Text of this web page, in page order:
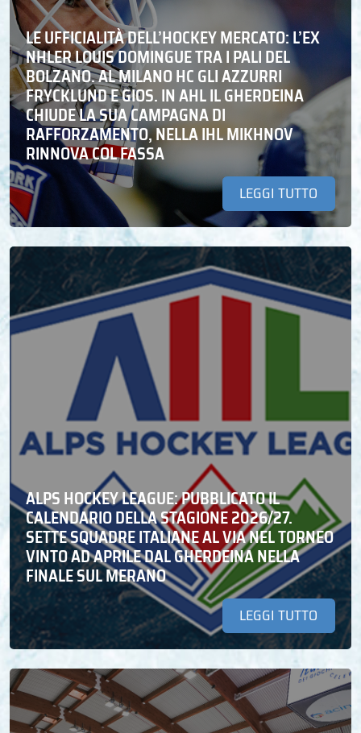
LE UFFICIALITÀ DELL’HOCKEY MERCATO: L’EX
NHLER LOUIS DOMINGUE TRA I PALI DEL
BOLZANO. AL MILANO HC GLI AZZURRI
FRYCKLUND E GIOS. IN AHL IL GHERDEINA
CHIUDE LA SUA CAMPAGNA DI
RAFFORZAMENTO, NELLA IHL MIKHNOV
RINNOVA COL FASSA
LEGGI TUTTO
ALPS HOCKEY LEAGUE: PUBBLICATO IL
CALENDARIO DELLA STAGIONE 2026/27.
SETTE SQUADRE ITALIANE AL VIA NEL TORNEO
VINTO AD APRILE DAL GHERDEINA NELLA
FINALE SUL MERANO
LEGGI TUTTO